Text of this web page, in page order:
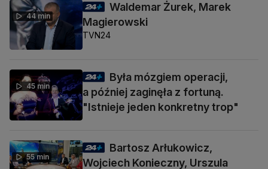
44 min
Waldemar Żurek, Marek
Magierowski
TVN24
45 min
Była mózgiem operacji,
a później zaginęła z fortuną.
"Istnieje jeden konkretny trop"
55 min
Bartosz Arłukowicz,
Wojciech Konieczny, Urszula